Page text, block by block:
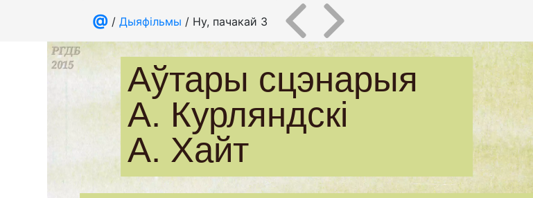
@ / Дыяфільмы / Ну, пачакай 3